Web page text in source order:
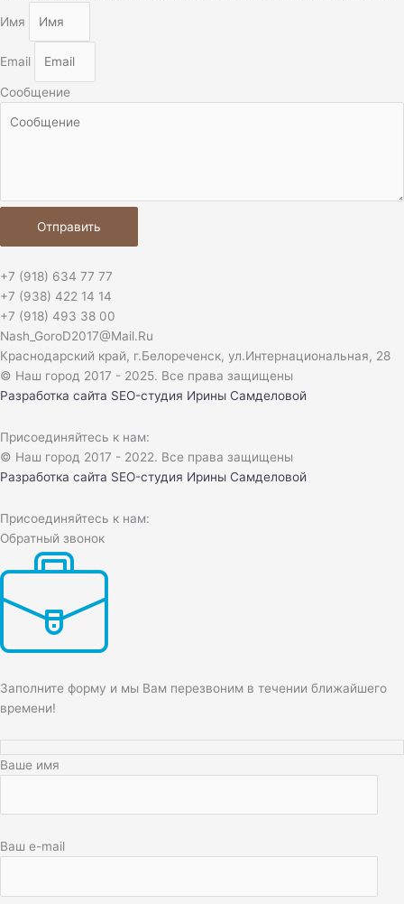
Имя
Email
Сообщение
Отправить
+7 (918) 634 77 77
+7 (938) 422 14 14
+7 (918) 493 38 00
Nash_GoroD2017@Mail.Ru
Краснодарский край, г.Белореченск, ул.Интернациональная, 28​
© Наш город 2017 - 2025. Все права защищены
Разработка сайта SEO-студия Ирины Самделовой
Присоединяйтесь к нам:
© Наш город 2017 - 2022. Все права защищены
Разработка сайта SEO-студия Ирины Самделовой
Присоединяйтесь к нам:
Обратный звонок
Заполните форму и мы Вам перезвоним в течении ближайшего
времени!
Ваше имя
Ваш e-mail